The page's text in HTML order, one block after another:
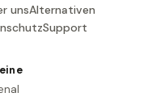
unsAlternativen
Support